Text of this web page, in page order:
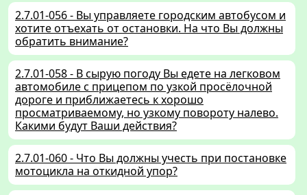
2.7.01-056 - Вы управляете городским автобусом и
хотите отъехать от остановки. На что Вы должны
обратить внимание?
2.7.01-058 - В сырую погоду Вы едете на легковом
автомобиле с прицепом по узкой просёлочной
дороге и приближаетесь к хорошо
просматриваемому, но узкому повороту налево.
Какими будут Ваши действия?
2.7.01-060 - Что Вы должны учесть при постановке
мотоцикла на откидной упор?